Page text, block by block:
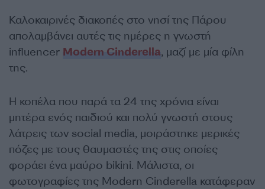
Καλοκαιρινές διακοπές στο νησί της Πάρου
απολαμβάνει αυτές τις ημέρες η γνωστή
influencer Modern Cinderella, μαζί με μία φίλη
της.
Η κοπέλα που παρά τα 24 της χρόνια είναι
μητέρα ενός παιδιού και πολύ γνωστή στους
λάτρεις των social media, μοιράστηκε μερικές
πόζες με τους θαυμαστές της στις οποίες
φοράει ένα μαύρο bikini. Μάλιστα, οι
φωτογραφίες της Modern Cinderella κατάφεραν